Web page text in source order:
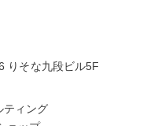
りそな九段ビル5F
ティング